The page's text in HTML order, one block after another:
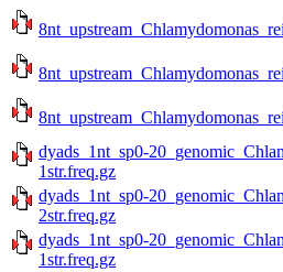
dyads_1nt_sp0-
1str.freq.gz
dyads_1nt_sp0-
2str.freq.gz
dyads_1nt_sp0-
1str.freq.gz